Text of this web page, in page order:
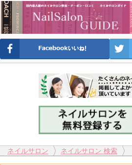
ネイルサロン ネイルサロン 検索